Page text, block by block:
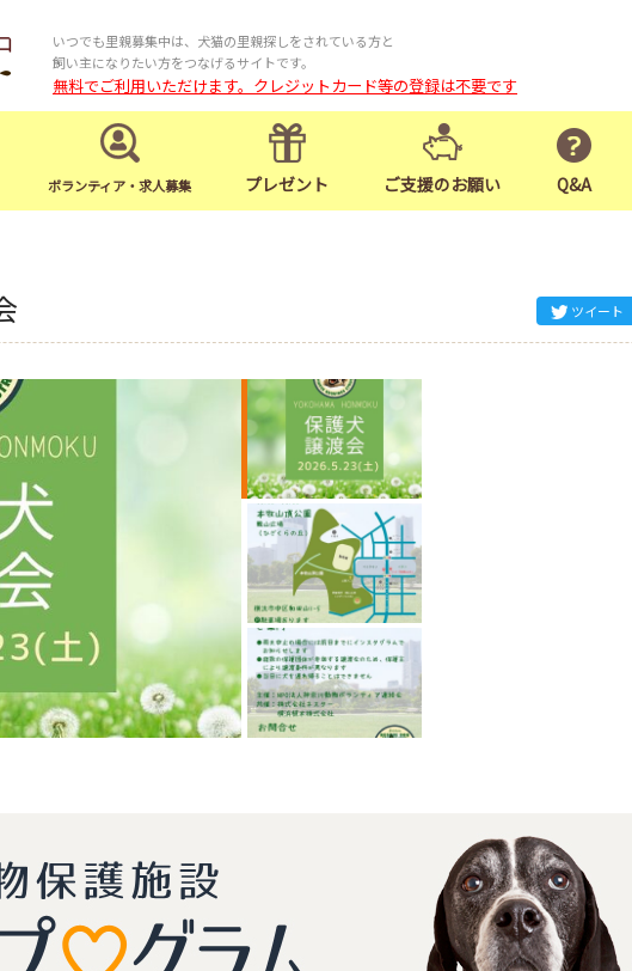
いつでも里親募集中は、犬猫の里親探しをされている方と
飼い主になりたい方をつなげるサイトです。
無料でご利用いただけます。クレジットカード等の登録は不要です
ボランティア・求人募集 プレゼント ご支援のお願い Q&A
ツイート